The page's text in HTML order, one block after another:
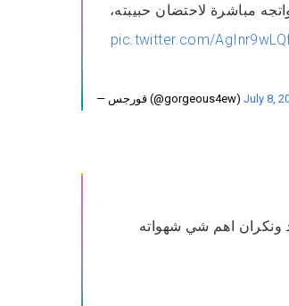
مباشرة لاحتضان حبيبته،
pic.twitter.com/
— قورجس (@gorgeous4ew) July 8,
ونكران اهم شي شهواته